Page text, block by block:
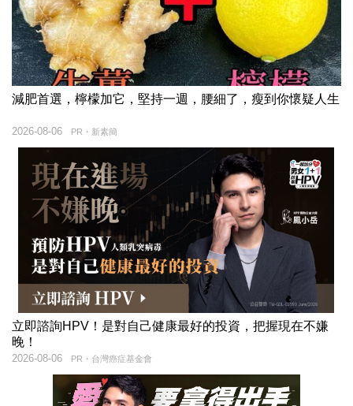
減肥首選，檸檬加它，堅持一週，腰細了，瘦到你懷疑人生
PR・新素簡
2026-08-06
立即諮詢HPV！是對自己健康最好的投資，把握現在不嫌
晚！
PR・台灣癌症基金會
2026-08-06